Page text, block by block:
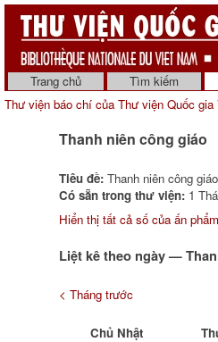
Trang chủ Tìm kiếm
Thư viện báo chí của Thư viện Quốc gia
Thanh niên công giáo
Tiêu đề: Thanh niên công giáo
Có sẵn trong thư viện: 1
Hiển thị tất cả số của ấn
Liệt kê theo ngày —
< Tháng trước
Chủ Nhật